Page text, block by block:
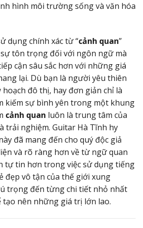
hình môi trường sống và văn hóa
dụng chính xác từ “cảnh quan”
tôn trọng đối với ngôn ngữ mà
cận sâu sắc hơn với những giá
lại. Dù bạn là người yêu thiên
đô thị, hay đơn giản chỉ là
kiếm sự bình yên trong một khung
cảnh quan luôn là trung tâm của
trải nghiệm. Guitar Hà Tĩnh hy
đã mang đến cho quý độc giả
và rõ ràng hơn về từ ngữ quan
tự tin hơn trong việc sử dụng tiếng
đẹp vô tận của thế giới xung
trọng đến từng chi tiết nhỏ nhất
nên những giá trị lớn lao.